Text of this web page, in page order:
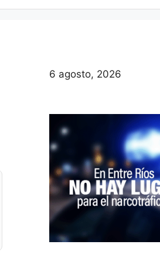
6 agosto, 2026